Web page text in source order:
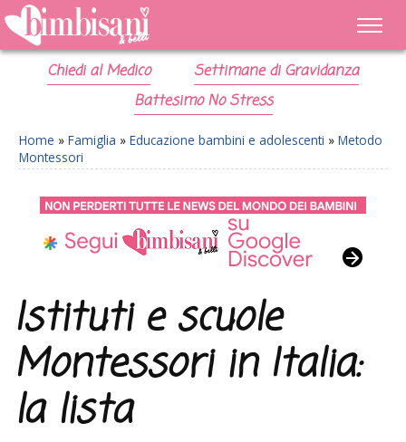
Chiedi al Medico
Settimane di Gravidanza
Battesimo No Stress
Home » Famiglia » Educazione bambini e adolescenti » Metodo
Montessori
Istituti e scuole
Montessori in Italia:
la lista